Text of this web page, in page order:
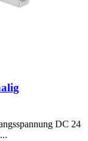
DC 24